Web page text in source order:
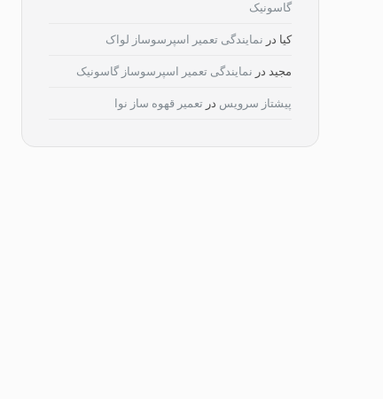
گاسونیک
کیا در نمایندگی تعمیر اسپرسوساز لواک
مجید در نمایندگی تعمیر اسپرسوساز گاسونیک
پیشتاز سرویس در تعمیر قهوه ساز نوا